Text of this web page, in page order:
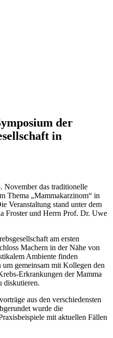
der
in
November das traditionelle
Thema „Mammakarzinom“ in
Veranstaltung stand unter dem
Froster und Herrn Prof. Dr. Uwe
am ersten
Machern in der Nähe von
Ambiente finden
gemeinsam mit Kollegen den
Erkrankungen der Mamma
diskutieren.
aus den verschiedensten
wurde die
mit aktuellen Fällen